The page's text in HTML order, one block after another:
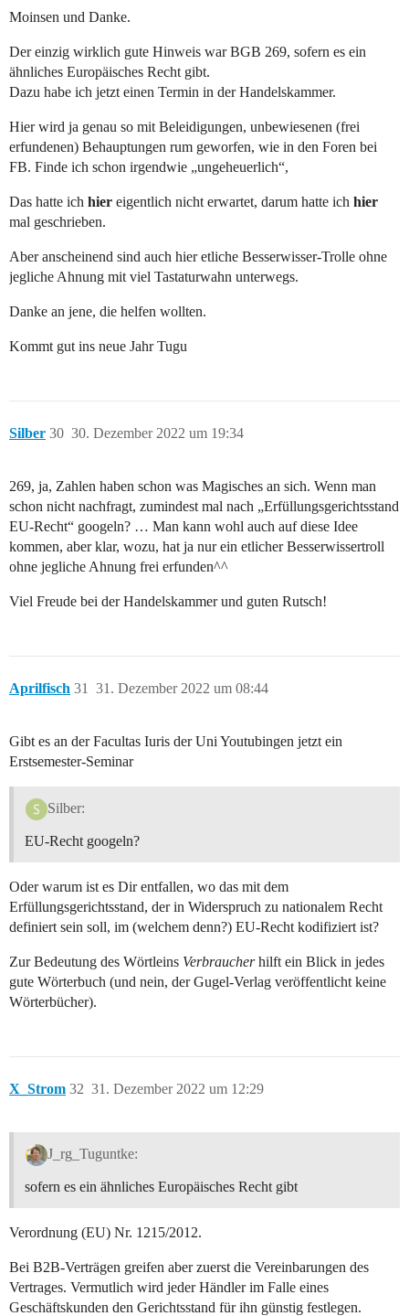
Moinsen und Danke.
Der einzig wirklich gute Hinweis war BGB 269, sofern es ein
ähnliches Europäisches Recht gibt.
Dazu habe ich jetzt einen Termin in der Handelskammer.
Hier wird ja genau so mit Beleidigungen, unbewiesenen (frei
erfundenen) Behauptungen rum geworfen, wie in den Foren bei
FB. Finde ich schon irgendwie „ungeheuerlich“,
Das hatte ich hier eigentlich nicht erwartet, darum hatte ich hier
mal geschrieben.
Aber anscheinend sind auch hier etliche Besserwisser-Trolle ohne
jegliche Ahnung mit viel Tastaturwahn unterwegs.
Danke an jene, die helfen wollten.
Kommt gut ins neue Jahr Tugu
Silber 30. Dezember 2022 um 19:34
30
269, ja, Zahlen haben schon was Magisches an sich. Wenn man
schon nicht nachfragt, zumindest mal nach „Erfüllungsgerichtsstand
EU-Recht“ googeln? … Man kann wohl auch auf diese Idee
kommen, aber klar, wozu, hat ja nur ein etlicher Besserwissertroll
ohne jegliche Ahnung frei erfunden^^
Viel Freude bei der Handelskammer und guten Rutsch!
Aprilfisch 31. Dezember 2022 um 08:44
31
Gibt es an der Facultas Iuris der Uni Youtubingen jetzt ein
Erstsemester-Seminar
Silber:
EU-Recht googeln?
Oder warum ist es Dir entfallen, wo das mit dem
Erfüllungsgerichtsstand, der in Widerspruch zu nationalem Recht
definiert sein soll, im (welchem denn?) EU-Recht kodifiziert ist?
Zur Bedeutung des Wörtleins Verbraucherhilft ein Blick in jedes
gute Wörterbuch (und nein, der Gugel-Verlag veröffentlicht keine
Wörterbücher).
X_Strom 31. Dezember 2022 um 12:29
32
J_rg_Tuguntke:
sofern es ein ähnliches Europäisches Recht gibt
Verordnung (EU) Nr. 1215/2012.
Bei B2B-Verträgen greifen aber zuerst die Vereinbarungen des
Vertrages. Vermutlich wird jeder Händler im Falle eines
Geschäftskunden den Gerichtsstand für ihn günstig festlegen.